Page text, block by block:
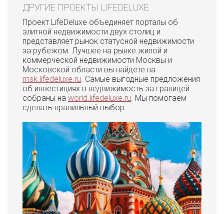
ДРУГИЕ ПРОЕКТЫ LIFEDELUXE
Проект LifeDeluxe объединяет порталы об
элитной недвижимости двух столиц и
представляет рынок статусной недвижимости
за рубежом. Лучшее на рынке жилой и
коммерческой недвижимости Москвы и
Московской области вы найдете на
msk.lifedeluxe.ru. Самые выгодные предложения
об инвестициях в недвижимость за границей
собраны на world.lifedeluxe.ru. Мы помогаем
сделать правильный выбор.